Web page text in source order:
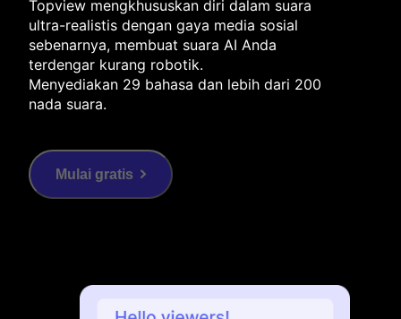
Topview mengkhususkan diri dalam suara
ultra-realistis dengan gaya media sosial
sebenarnya, membuat suara AI Anda
terdengar kurang robotik.
Menyediakan 29 bahasa dan lebih dari 200
nada suara.
Mulai gratis